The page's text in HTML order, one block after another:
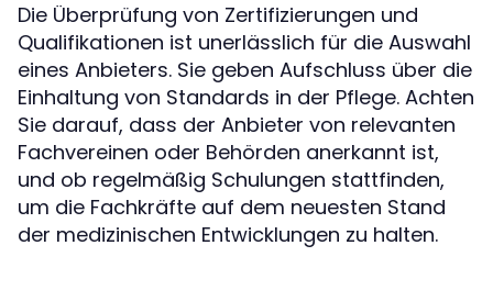
Die Überprüfung von Zertifizierungen und
Qualifikationen ist unerlässlich für die Auswahl
eines Anbieters. Sie geben Aufschluss über die
Einhaltung von Standards in der Pflege. Achten
Sie darauf, dass der Anbieter von relevanten
Fachvereinen oder Behörden anerkannt ist,
und ob regelmäßig Schulungen stattfinden,
um die Fachkräfte auf dem neuesten Stand
der medizinischen Entwicklungen zu halten.